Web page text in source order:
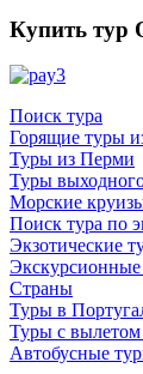
Купить тур
Поиск тура
Горящие туры
Туры из Перми
Туры
Морские
Поиск тура по
Экзотические
Страны
Туры в
Туры с
Автобусные